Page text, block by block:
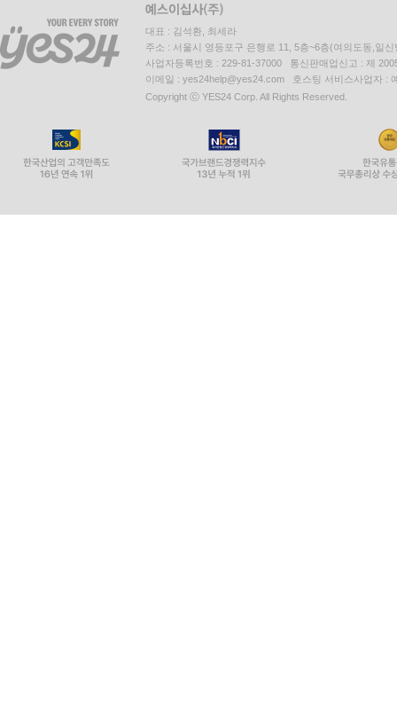
대표 : 김석환, 최세라
주소 : 서울시 영등포구 은행로 11, 5층~6층(여의도동,일신
사업자등록번호 : 229-81-37000 통신판매업신고 : 제
이메일 : yes24help@yes24.com 호스팅 서비스사업자 :
Copyright ⓒ YES24 Corp. All Rights Reserved.